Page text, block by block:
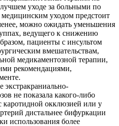
уходе за больными по
уходом предстоит
можно ожидать уменьшения
ведущего к снижению
пациенты с инсультом
вмешательствам,
медикаментозной терапии,
рекомендациями,
экстракраниально-
не показала какого-либо
каротидной окклюзией или у
дистальнее бифуркации
использования более